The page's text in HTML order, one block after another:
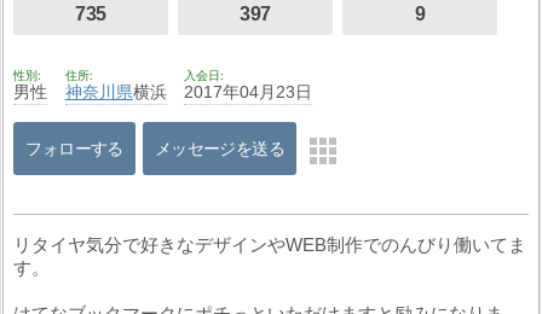
735 397 9
性別
男性
住所
神奈川県横浜
入会日
2017年04月23日
フォローする メッセージを送る
リタイヤ気分で好きなデザインやWEB制作でのんびり働いてま
す。